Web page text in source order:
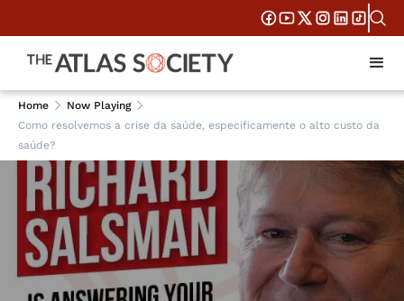
Home
Now Playing
Como resolvemos a crise da saúde, especificamente o alto custo da
saúde?